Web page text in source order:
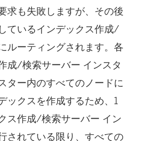
求も失敗しますが、その後
ているインデックス作成/
ルーティングされます。各
成/検索サーバー インスタ
ター内のすべてのノードに
ックスを作成するため、1
ス作成/検索サーバー イン
されている限り、すべての